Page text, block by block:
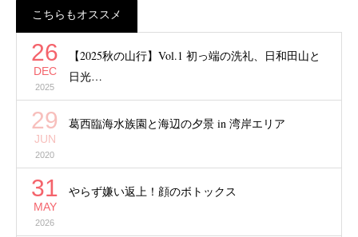
こちらもオススメ
26
DEC
2025
【2025秋の山行】Vol.1 初っ端の洗礼、日和田山と
日光…
29
JUN
2020
葛西臨海水族園と海辺の夕景 in 湾岸エリア
31
MAY
2026
やらず嫌い返上！顔のボトックス